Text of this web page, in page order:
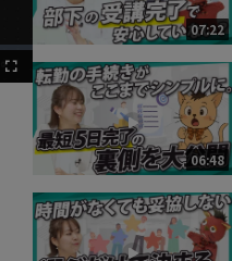
Fullscreen
07:22
06:48